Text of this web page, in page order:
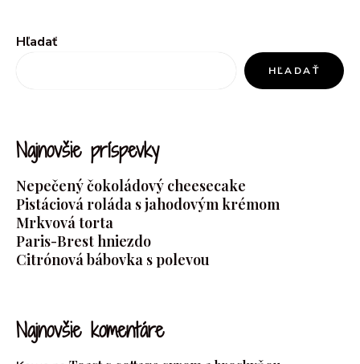
Hľadať
HĽADAŤ
Najnovšie príspevky
Nepečený čokoládový cheesecake
Pistáciová roláda s jahodovým krémom
Mrkvová torta
Paris-Brest hniezdo
Citrónová bábovka s polevou
Najnovšie komentáre